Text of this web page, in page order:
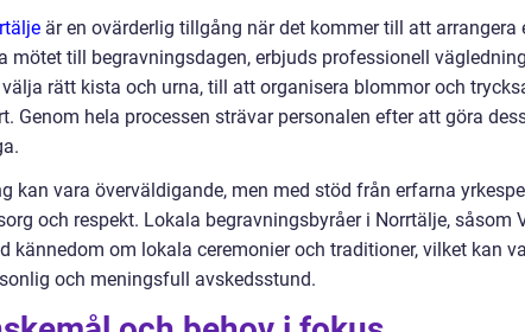
är en ovärderlig tillgång när det kommer till att arrangera
mötet till begravningsdagen, erbjuds professionell
rätt kista och urna, till att organisera blommor och
Genom hela processen strävar personalen efter att göra
kan vara överväldigande, men med stöd från erfarna
och respekt. Lokala begravningsbyråer i Norrtälje, såsom
kännedom om lokala ceremonier och traditioner, vilket kan
och meningsfull avskedsstund.